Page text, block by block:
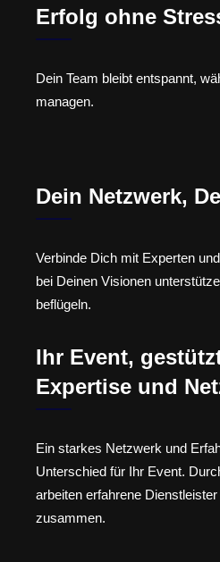
Erfolg ohne
Dein Team bleibt entspannt,
managen.
Dein Netzwerk,
Verbinde Dich mit Experten
bei Deinen Visionen
beflügeln.
Ihr Event,
Expertise und
Ein starkes Netzwerk und
Unterschied für Ihr Event.
arbeiten erfahrene
zusammen.